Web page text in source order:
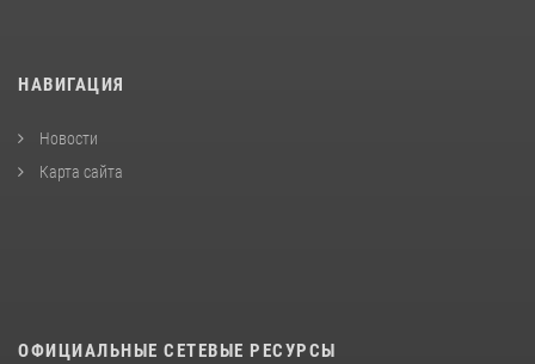
НАВИГАЦИЯ
Новости
Карта сайта
ОФИЦИАЛЬНЫЕ СЕТЕВЫЕ РЕСУРСЫ